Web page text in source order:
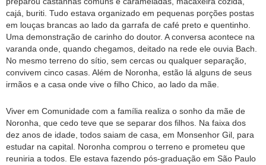
cajá, buriti. Tudo estava organizado em pequenas porções postas
em louças brancas ao lado da garrafa de café preto e quentinho.
Uma demonstração de carinho do doutor. A conversa acontece na
varanda onde, quando chegamos, deitado na rede ele ouvia Bach.
No mesmo terreno do sítio, sem cercas ou qualquer separação,
convivem cinco casas. Além de Noronha, estão lá alguns de seus
irmãos e a casa onde vive o filho Chico, ao lado da mãe.
Viver em Comunidade com a família realiza o sonho da mãe de
Noronha, que cedo teve que se separar dos filhos. Na faixa dos
dez anos de idade, todos saiam de casa, em Monsenhor Gil, para
estudar na capital. Noronha comprou o terreno e prometeu que
reuniria a todos. Ele estava fazendo pós-graduação em São Paulo